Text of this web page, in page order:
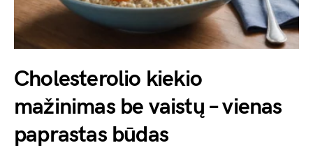
Cholesterolio kiekio
mažinimas be vaistų – vienas
paprastas būdas